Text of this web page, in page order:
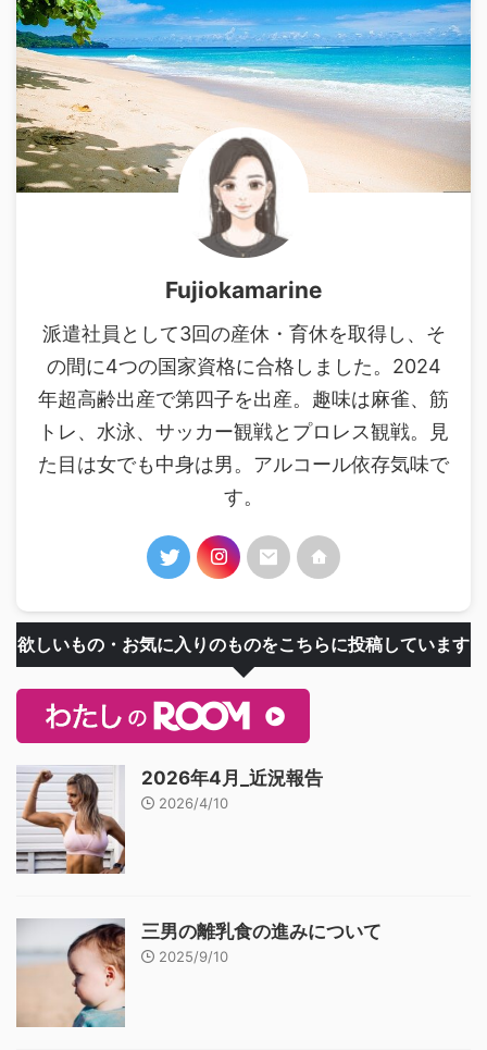
Fujiokamarine
派遣社員として3回の産休・育休を取得し、そ
の間に4つの国家資格に合格しました。2024
年超高齢出産で第四子を出産。趣味は麻雀、筋
トレ、水泳、サッカー観戦とプロレス観戦。見
た目は女でも中身は男。アルコール依存気味で
す。
欲しいもの・お気に入りのものをこちらに投稿しています
2026年4月_近況報告
2026/4/10
三男の離乳食の進みについて
2025/9/10